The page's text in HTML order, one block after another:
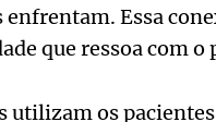
enfrentam. Essa
que ressoa com o
utilizam os